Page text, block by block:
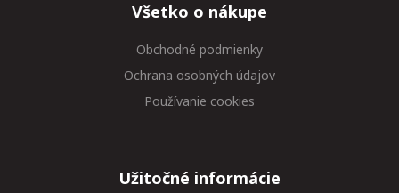
Všetko o nákupe
Obchodné podmienky
Ochrana osobných údajov
Používanie cookies
Užitočné informácie